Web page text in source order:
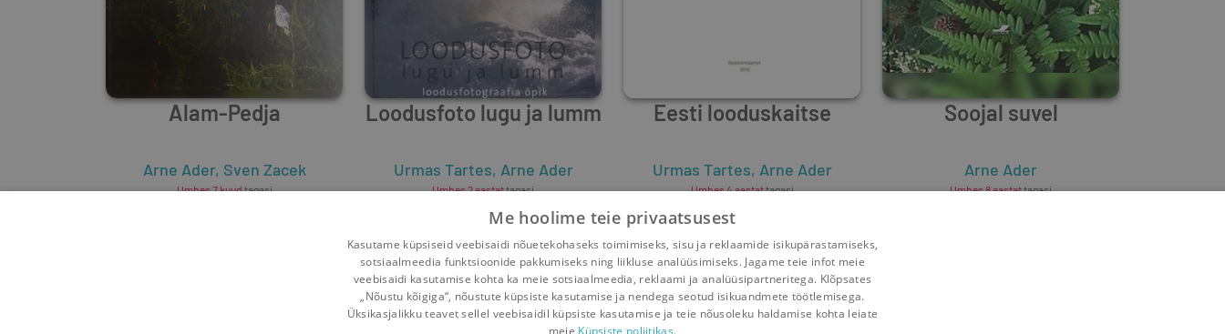
Alam-Pedja
Arne Ader, Sven Zacek
Umbes 7 kuudtagasi
Loodusfoto lugu ja lumm
Urmas Tartes, Arne Ader
Umbes 2 aastattagasi
Eesti looduskaitse
Urmas Tartes, Arne Ader
Umbes 4 aastattagasi
Soojal suvel
Arne Ader
Umbes 8 aastattagasi
Me hoolime teie privaatsusest
Kasutame küpsiseid veebisaidi nõuetekohaseks toimimiseks, sisu ja reklaamide isikupärastamiseks,
sotsiaalmeedia funktsioonide pakkumiseks ning liikluse analüüsimiseks. Jagame teie infot meie
veebisaidi kasutamise kohta ka meie sotsiaalmeedia, reklaami ja analüüsipartneritega. Klõpsates
„Nõustu kõigiga“, nõustute küpsiste kasutamise ja nendega seotud isikuandmete töötlemisega.
Üksikasjalikku teavet sellel veebisaidil küpsiste kasutamise ja teie nõusoleku haldamise kohta leiate
meie Küpsiste poliitikas.